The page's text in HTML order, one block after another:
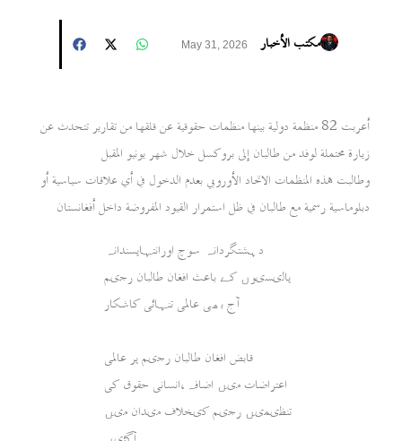
مكتب الأخبار May 31, 2026
أعربت 82 منظمة دولية بينها منظمات حقوقية عن قلقها من تقارير تتحدث عن
زيارة محتملة لوفد من طالبان إلى بروكسل خلال شهر يونيو المقبل
وطالبت هذه المنظمات الاتحاد الأوروبي بعدم الدخول في أي علاقات سياسية أو
دبلوماسية رسمية مع طالبان في ظل استمرار القيود المفروضة داخل أفغانستان
دہشتگردانہ سوچ اورانتہاپسندانہ
پالیسیوں کے باعث افغان طالبان رجیم
آج بھی عالمی تنہائی کاشکار
قابض افغان طالبان رجیم پر عالمی
اعتراضات میں اضافہ،انسانی حقوق کی
تنظیمیں رجیم کیخلاف میدان میں